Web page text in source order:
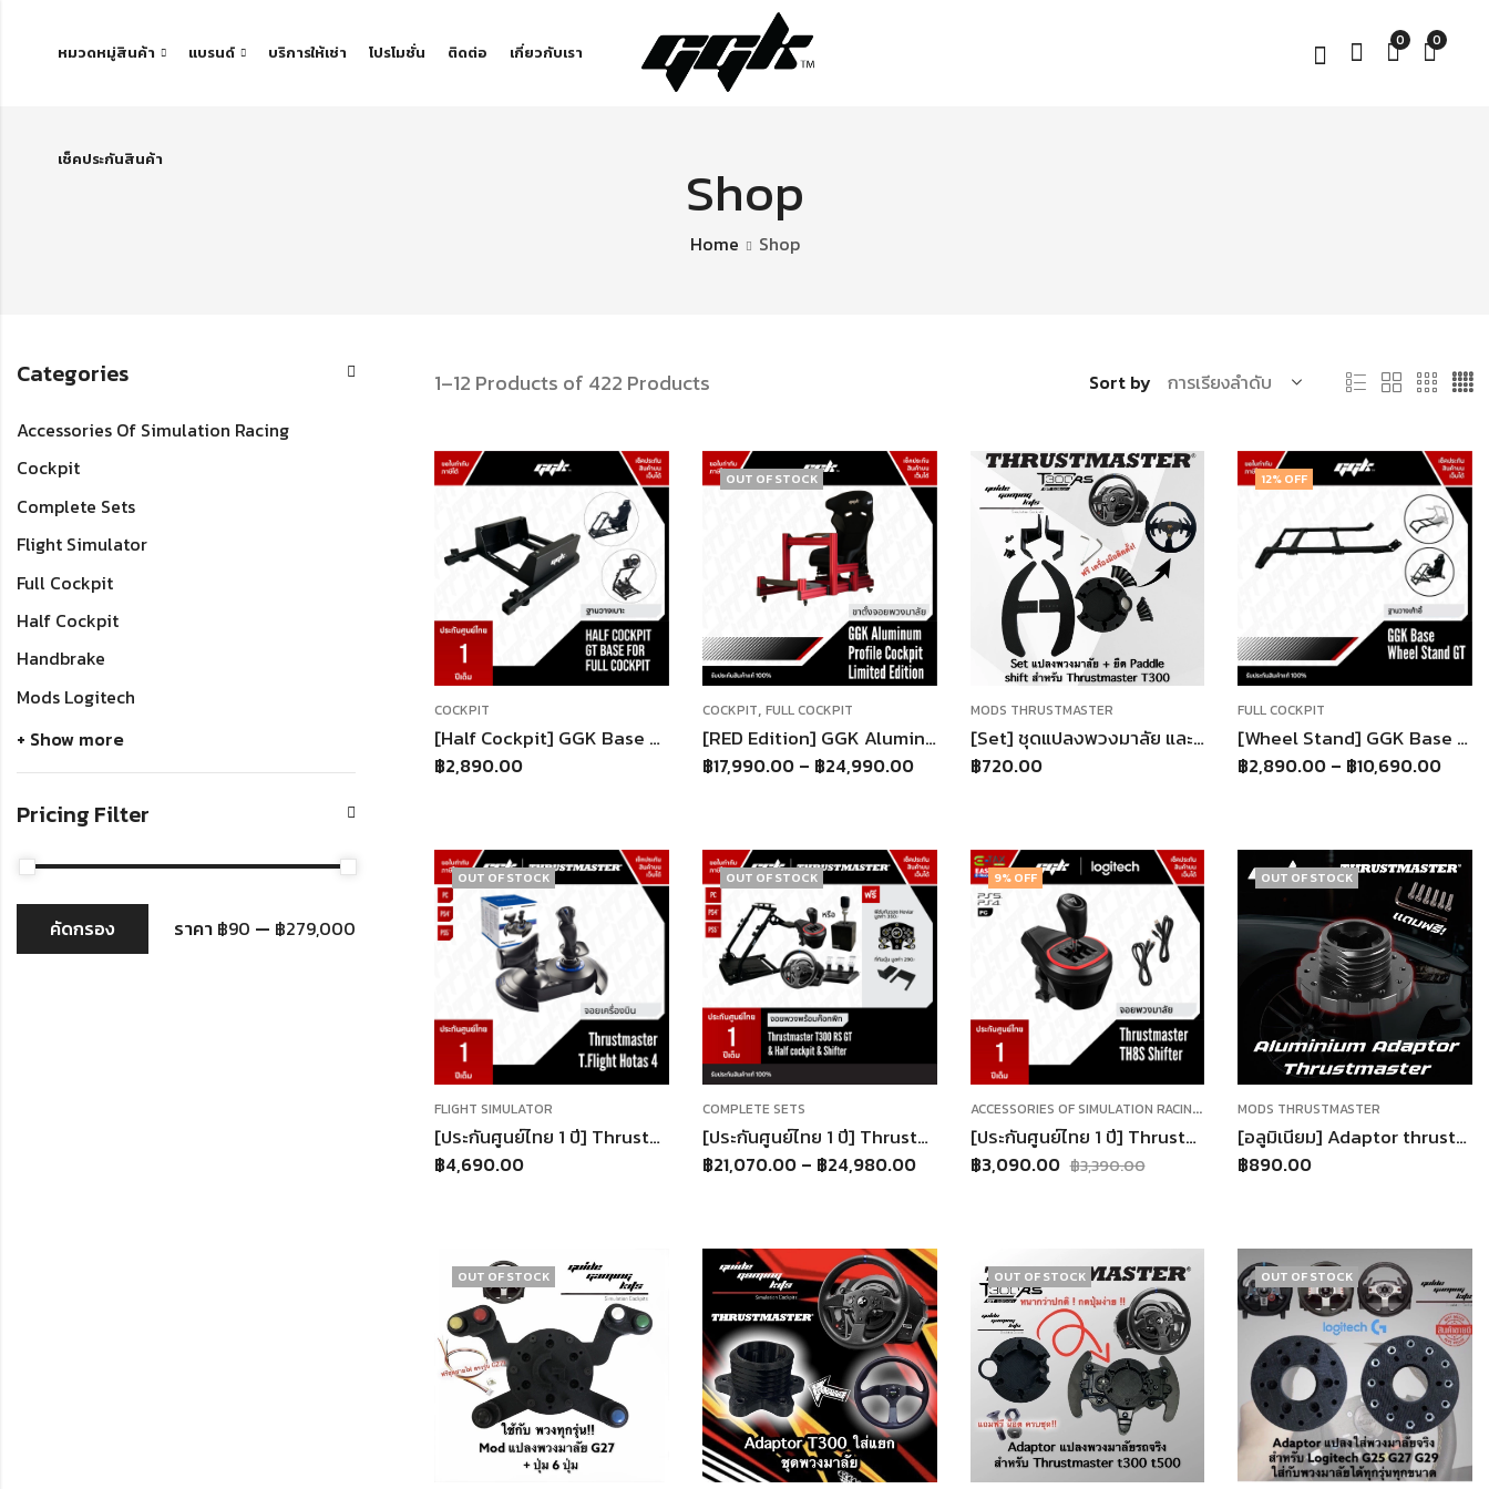
หมวดหมู่สินค้า แบรนด์ บริการให้เช่า โปรโมชั่น ติดต่อ เกี่ยวกับเรา
เช็คประกันสินค้า
0 0
Shop
Home Shop
1–12 Products of 422 Products Sort by
COCKPIT
[Half Cockpit] GGK Base Seat Cockpit แท่นวางเบาะนั่ง (เฉพาะฐาน) ต่อเข้าชุดกับ Half Cockpit GT
฿2,890.00
OUT OF STOCK
COCKPIT, FULL COCKPIT
[RED Edition] GGK Aluminium Profile Full Cockpit ขาตั้งจอยพวงมาลัย ใช้กับพวงมาลัยได้ทุกรุ่น
฿17,990.00– ฿24,990.00
MODS THRUSTMASTER
[Set] ชุดแปลงพวงมาลัย และ ยืด Paddle Shift Thrustmaster T300 ตรงรุ่น
฿720.00
12% OFF
FULL COCKPIT
[Wheel Stand] GGK Base Seat Cockpit แท่นวางเบาะนั่ง (เฉพาะฐาน) ต่อเข้าชุดกับ Wheel Stand GT
฿2,890.00 – ฿10,690.00
OUT OF STOCK
FLIGHT SIMULATOR
[ประกันศูนย์ไทย 1 ปี] Thrustmaster T.Flight Hotas 4 For PC / PlayStation®4,5
฿4,690.00
OUT OF STOCK
COMPLETE SETS
[ประกันศูนย์ไทย 1 ปี] Thrustmaster T300 RS GT Half to full Cockpit Shifter เลือกได้ จอยพวงมาลัย Playstation 5,4, PC
฿21,070.00– ฿24,980.00
9% OFF
A
CCESSORIES OF SIMULATION RACING, SHIFTER
[ประกันศูนย์ไทย 1 ปี] Thrustmaster TH8S SHIFTER ADD-ON เกียร์ 8 สปีด ราคาประหยัด ใช้กับจอยพวงมาลัยทุกรุ่น
฿3,090.00 ฿3,390.00
OUT OF STOCK
MODS THRUSTMASTER
[อลูมิเนียม] Adaptor thrustmaster ตัวแปลงพวงมาลัย T300 Thrustmaster จอยพวงมาลัยเกมแข่งรถ ใช้กับ คอมพิวเตอร์ PS4 PS3
฿890.00
OUT OF STOCK OUT OF STOCK OUT OF STOCK
Categories
Accessories Of Simulation Racing
Cockpit
Complete Sets
Flight Simulator
Full Cockpit
Half Cockpit
Handbrake
Mods Logitech
+ Show more
Pricing Filter
คัดกรอง ราคา ฿90 — ฿279,000